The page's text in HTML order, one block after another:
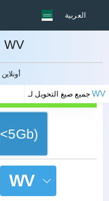
العربية
تحويل VOC إلى WV
حوّل ملفات VOC إلى WV أونلاين
جميع صيغ التحويل لـWV
فتح الملفات (<5Gb)
WV